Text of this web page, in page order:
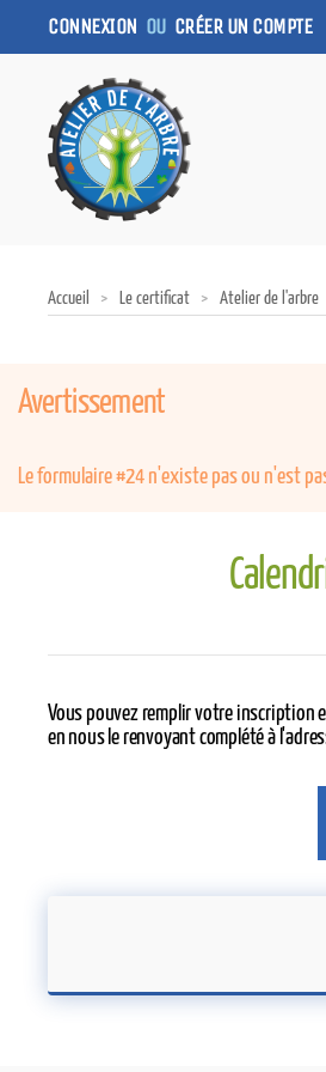
CONNEXION OU CRÉER UN COMPTE
Accueil Le certificat Atelier de l'arbre
Avertissement
Le formulaire #24 n'existe pas ou n'est
Vous pouvez remplir votre inscription
en nous le renvoyant complété à